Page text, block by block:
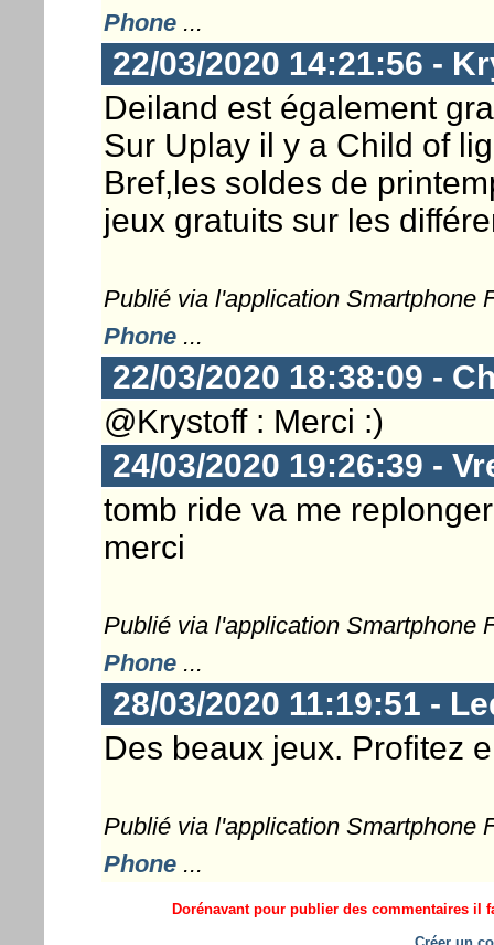
Phone...
22/03/2020 14:21:56 -
Deiland est également
Sur Uplay il y a Child of
Bref,les soldes de
jeux gratuits sur les
Publié via l'application Smartphone
Phone...
22/03/2020 18:38:09 -
@Krystoff : Merci :)
24/03/2020 19:26:39 -
tomb ride va me
merci
Publié via l'application Smartphone
Phone...
28/03/2020 11:19:51 -
Des beaux jeux. Profitez
Publié via l'application Smartphone
Phone...
Dorénavant pour publier des commentaires il